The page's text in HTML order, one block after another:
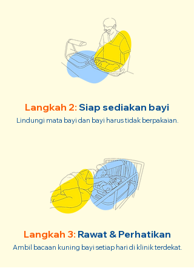
Langkah 2: Siap sediakan bayi
Lindungi mata bayi dan bayi harus tidak berpakaian.
Langkah 3: Rawat & Perhatikan
Ambil bacaan kuning bayi setiap hari di klinik terdekat.